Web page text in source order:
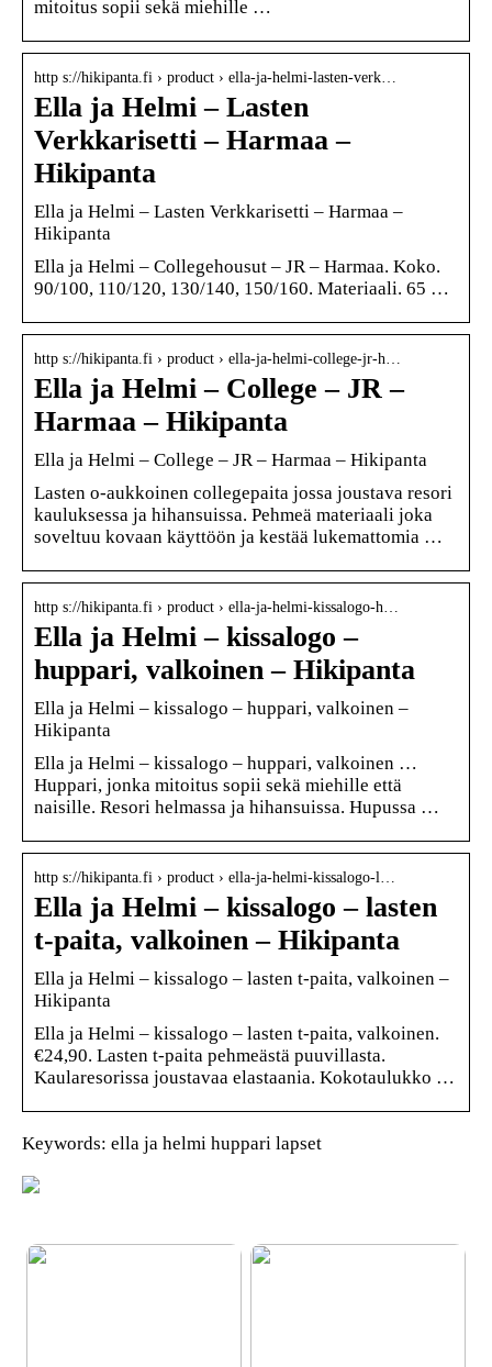
mitoitus sopii sekä miehille …
http s://hikipanta.fi › product › ella-ja-helmi-lasten-verk…
Ella ja Helmi – Lasten
Verkkarisetti – Harmaa –
Hikipanta
Ella ja Helmi – Lasten Verkkarisetti – Harmaa –
Hikipanta
Ella ja Helmi – Collegehousut – JR – Harmaa. Koko.
90/100, 110/120, 130/140, 150/160. Materiaali. 65 …
http s://hikipanta.fi › product › ella-ja-helmi-college-jr-h…
Ella ja Helmi – College – JR –
Harmaa – Hikipanta
Ella ja Helmi – College – JR – Harmaa – Hikipanta
Lasten o-aukkoinen collegepaita jossa joustava resori
kauluksessa ja hihansuissa. Pehmeä materiaali joka
soveltuu kovaan käyttöön ja kestää lukemattomia …
http s://hikipanta.fi › product › ella-ja-helmi-kissalogo-h…
Ella ja Helmi – kissalogo –
huppari, valkoinen – Hikipanta
Ella ja Helmi – kissalogo – huppari, valkoinen –
Hikipanta
Ella ja Helmi – kissalogo – huppari, valkoinen …
Huppari, jonka mitoitus sopii sekä miehille että
naisille. Resori helmassa ja hihansuissa. Hupussa …
http s://hikipanta.fi › product › ella-ja-helmi-kissalogo-l…
Ella ja Helmi – kissalogo – lasten
t-paita, valkoinen – Hikipanta
Ella ja Helmi – kissalogo – lasten t-paita, valkoinen –
Hikipanta
Ella ja Helmi – kissalogo – lasten t-paita, valkoinen.
€24,90. Lasten t-paita pehmeästä puuvillasta.
Kaularesorissa joustavaa elastaania. Kokotaulukko …
Keywords: ella ja helmi huppari lapset